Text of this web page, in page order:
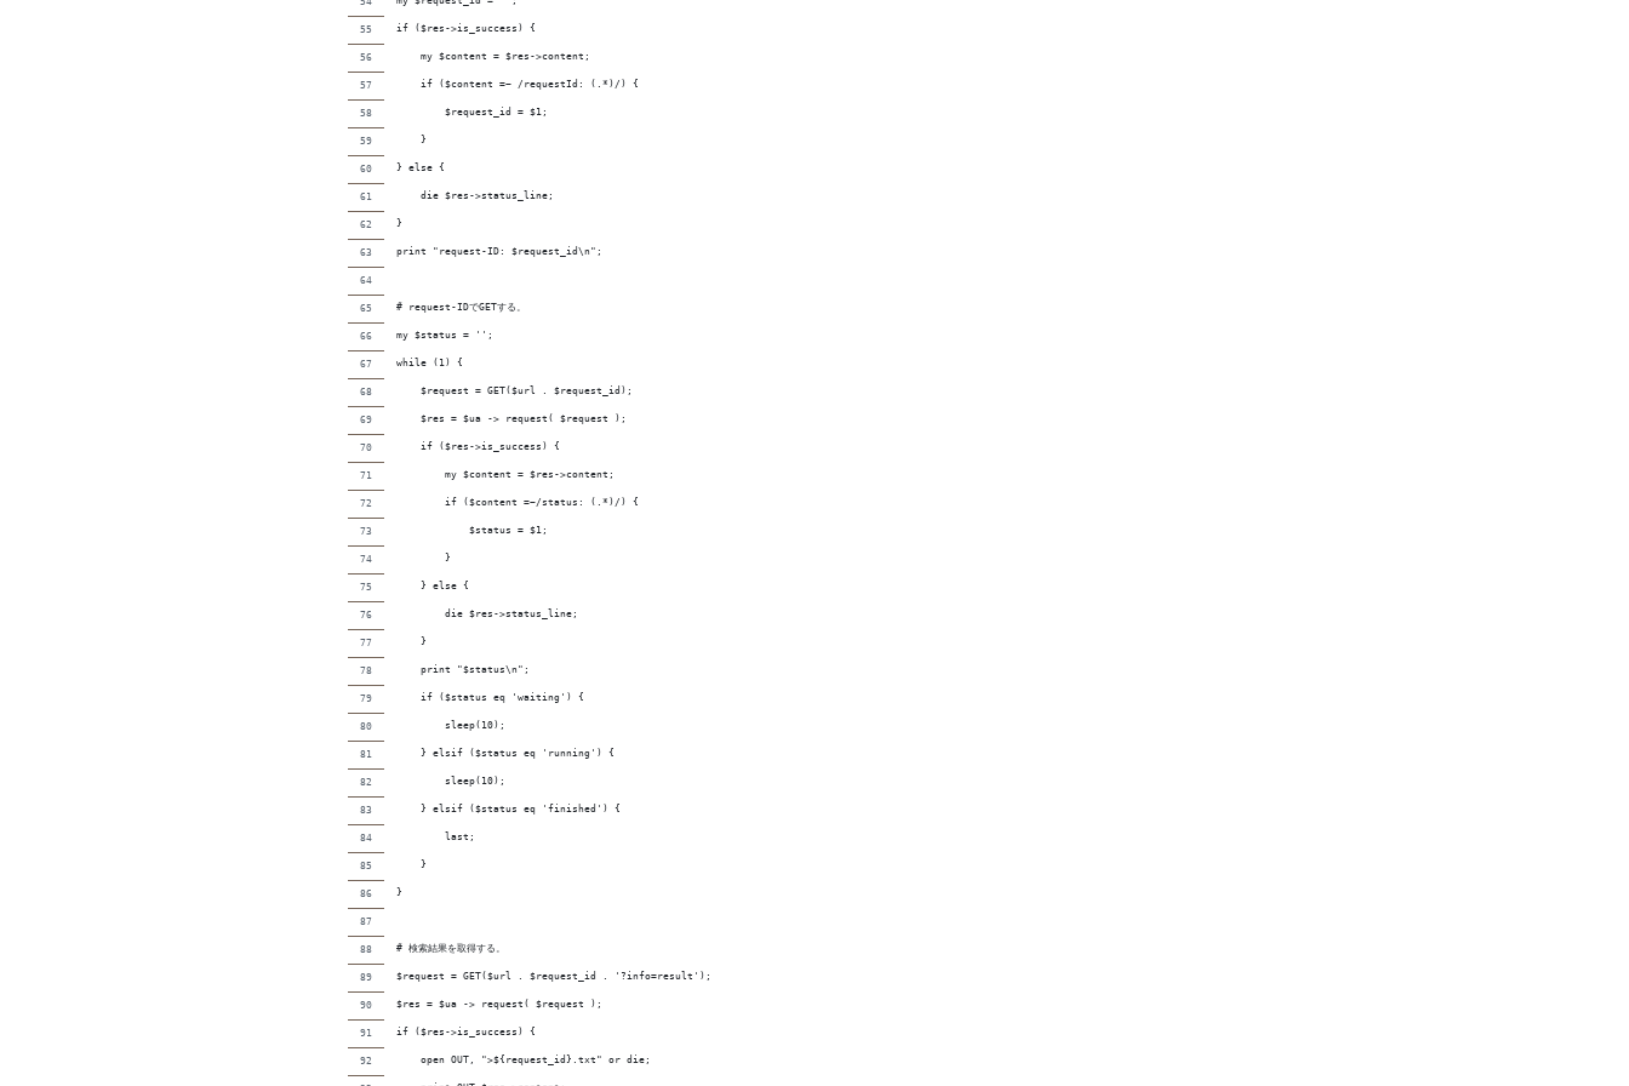
if ($res->is_success) {
    my $content = $res->content;
    if ($content =~ /requestId: (.*)/) {
        $request_id = $1;
    }
} else {
    die $res->status_line;
}
print "request-ID: $request_id\n";
# request-IDでGETする。
my $status = '';
while (1) {
    $request = GET($url . $request_id);
    $res = $ua -> request( $request );
    if ($res->is_success) {
        my $content = $res->content;
        if ($content =~/status: (.*)/) {
            $status = $1;
        }
    } else {
        die $res->status_line;
    }
    print "$status\n";
    if ($status eq 'waiting') {
        sleep(10);
    } elsif ($status eq 'running') {
        sleep(10);
    } elsif ($status eq 'finished') {
        last;
    }
}
# 検索結果を取得する。
$request = GET($url . $request_id . '?info=result');
$res = $ua -> request( $request );
if ($res->is_success) {
    open OUT, ">${request_id}.txt" or die;